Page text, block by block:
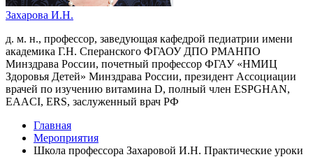
Захарова И.Н.
д. м. н., профессор, заведующая кафедрой педиатрии имени
академика Г.Н. Сперанского ФГАОУ ДПО РМАНПО
Минздрава России, почетный профессор ФГАУ «НМИЦ
Здоровья Детей» Минздрава России, президент Ассоциации
врачей по изучению витамина D, полный член ESPGHAN,
EAACI, ERS, заслуженный врач РФ
Главная
Мероприятия
Школа профессора Захаровой И.Н. Практические уроки